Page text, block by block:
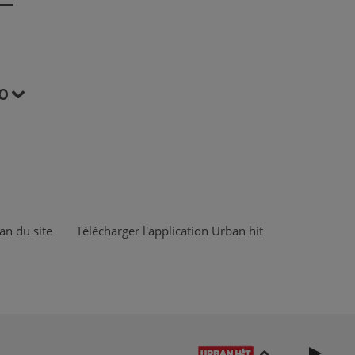
du site Télécharger l'application Urban hit